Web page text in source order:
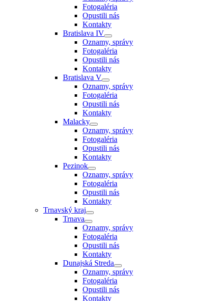
Fotogaléria
Opustili nás
Kontakty
Bratislava IV
Oznamy, správy
Fotogaléria
Opustili nás
Kontakty
Bratislava V
Oznamy, správy
Fotogaléria
Opustili nás
Kontakty
Malacky
Oznamy, správy
Fotogaléria
Opustili nás
Kontakty
Pezinok
Oznamy, správy
Fotogaléria
Opustili nás
Kontakty
Trnavský kraj
Trnava
Oznamy, správy
Fotogaléria
Opustili nás
Kontakty
Dunajská Streda
Oznamy, správy
Fotogaléria
Opustili nás
Kontakty